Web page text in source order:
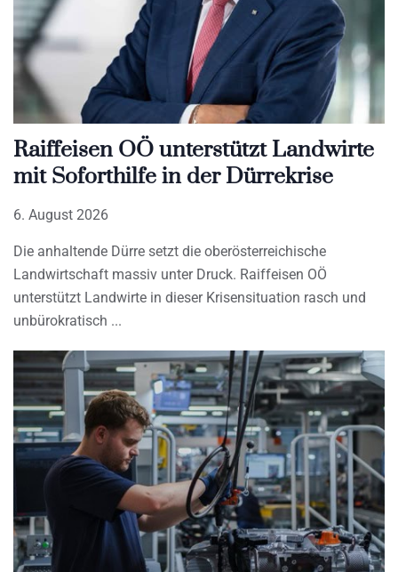
Raiffeisen OÖ unterstützt Landwirte
mit Soforthilfe in der Dürrekrise
6. August 2026
Die anhaltende Dürre setzt die oberösterreichische
Landwirtschaft massiv unter Druck. Raiffeisen OÖ
unterstützt Landwirte in dieser Krisensituation rasch und
unbürokratisch